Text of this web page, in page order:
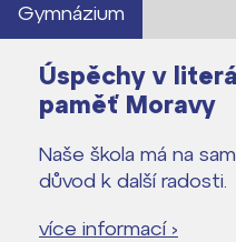
Gymnázium
Úspěchy v
paměť Moravy
Naše škola má na
důvod k další radosti.
více informací ›